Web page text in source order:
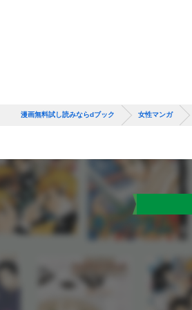
漫画無料試し読みならdブック 女性マンガ